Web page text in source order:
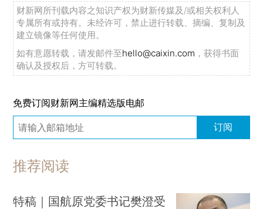
财新网所刊载内容之知识产权为财新传媒及/或相关权利人
专属所有或持有。未经许可，禁止进行转载、摘编、复制及
建立镜像等任何使用。
如有意愿转载，请发邮件至hello@caixin.com ，获得书面
确认及授权后，方可转载。
免费订阅财新网主编精选版电邮
订阅
推荐阅读
特稿｜国航原党委书记樊澄受